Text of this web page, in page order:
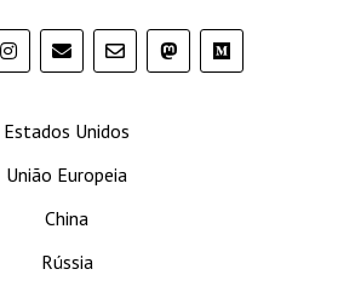
Estados Unidos
União Europeia
China
Rússia